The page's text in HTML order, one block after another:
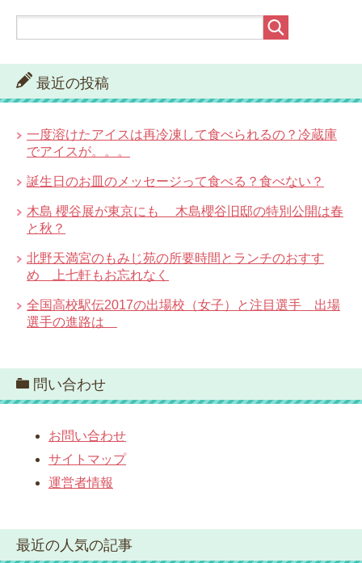
最近の投稿
一度溶けたアイスは再冷凍して食べられるの？冷蔵庫
でアイスが。。。
誕生日のお皿のメッセージって食べる？食べない？
木島 櫻谷展が東京にも 木島櫻谷旧邸の特別公開は春
と秋？
北野天満宮のもみじ苑の所要時間とランチのおすす
め 上七軒もお忘れなく
全国高校駅伝2017の出場校（女子）と注目選手 出場
選手の進路は
問い合わせ
お問い合わせ
サイトマップ
運営者情報
最近の人気の記事